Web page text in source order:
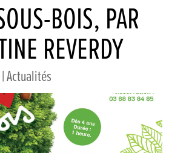
BOIS, PAR
REVERDY
|Actualités